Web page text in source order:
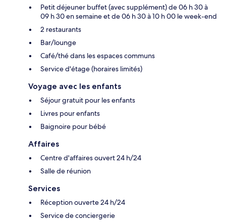
Petit déjeuner buffet (avec supplément) de 06 h 30 à
09 h 30 en semaine et de 06 h 30 à 10 h 00 le week-end
2 restaurants
Bar/lounge
Café/thé dans les espaces communs
Service d'étage (horaires limités)
Voyage avec les enfants
Séjour gratuit pour les enfants
Livres pour enfants
Baignoire pour bébé
Affaires
Centre d'affaires ouvert 24 h/24
Salle de réunion
Services
Réception ouverte 24 h/24
Service de conciergerie